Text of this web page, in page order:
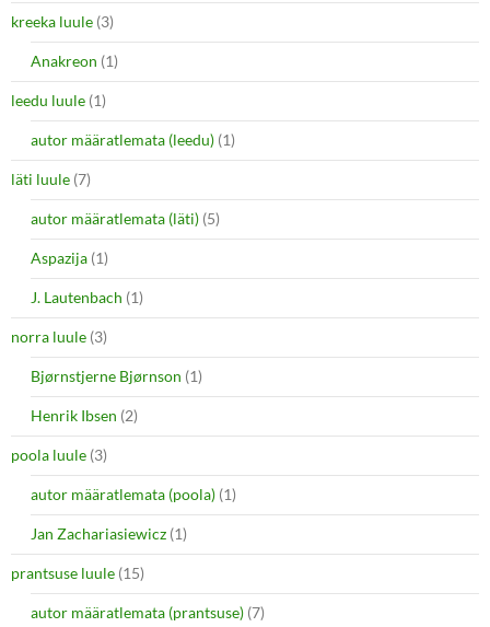
kreeka luule (3)
Anakreon (1)
leedu luule (1)
autor määratlemata (leedu) (1)
läti luule (7)
autor määratlemata (läti) (5)
Aspazija (1)
J. Lautenbach (1)
norra luule (3)
Bjørnstjerne Bjørnson (1)
Henrik Ibsen (2)
poola luule (3)
autor määratlemata (poola) (1)
Jan Zachariasiewicz (1)
prantsuse luule (15)
autor määratlemata (prantsuse) (7)